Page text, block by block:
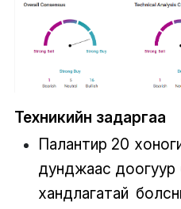
Техникийн задаргаа
Палантир 20
дунджаас доогуур
хандлагатай